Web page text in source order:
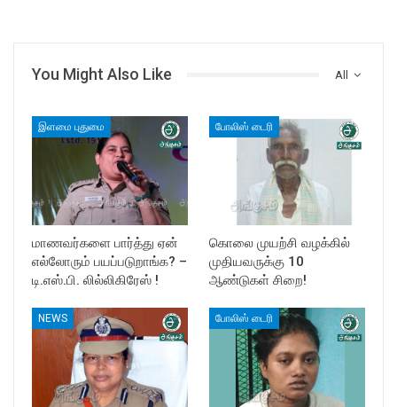
All
You Might Also Like
இளமை புதுமை
மாணவர்களை பார்த்து ஏன்
எல்லோரும் பயப்படுறாங்க? –
டி.எஸ்.பி. லில்லிகிரேஸ் !
போலிஸ் டைரி
கொலை முயற்சி வழக்கில்
முதியவருக்கு 10
ஆண்டுகள் சிறை!
NEWS போலிஸ் டைரி